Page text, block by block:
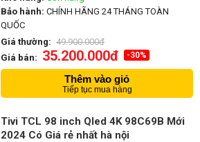
Bảo hành: CHÍNH HÃNG 24 THÁNG TOÀN
QUỐC
Giá thường: 49.900.000đ
Giá bán: 35.200.000đ -30%
Thêm vào giỏ
Tiếp tục mua hàng
Tivi TCL 98 inch Qled 4K 98C69B Mới
2024 Có Giá rẻ nhất hà nội